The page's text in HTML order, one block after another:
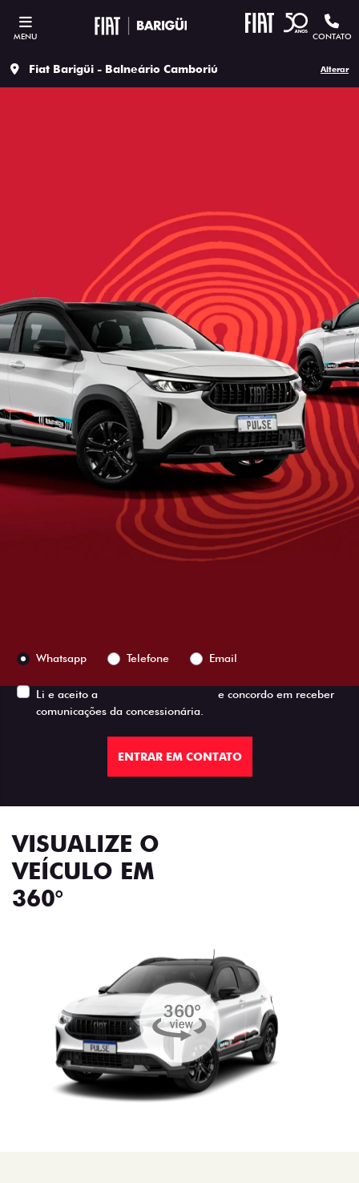
MENU CONTATO
Fiat Barigüi - Balneário Camboriú Alterar
ESTOU INTERESSADO
Whatsapp
Telefone Email
Li e aceito a
e concordo em receber
comunicações da concessionária.
ENTRAR EM CONTATO
VISUALIZE O
VEÍCULO EM
360°